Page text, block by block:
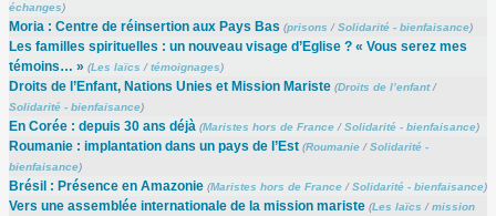
échanges)
Moria : Centre de réinsertion aux Pays Bas (prisons /Solidarité - bienfaisance)
Les familles spirituelles : un nouveau visage d’Eglise ? « Vous serez mes
témoins… » (Les laïcs /témoignages)
Droits de l’Enfant, Nations Unies et Mission Mariste (Droits de l’enfant/
Solidarité - bienfaisance)
En Corée : depuis 30 ans déjà (Maristes hors de France/Solidarité - bienfaisance)
Roumanie : implantation dans un pays de l’Est (Roumanie/Solidarité -
bienfaisance)
Brésil : Présence en Amazonie (Maristes hors de France/Solidarité - bienfaisance)
Vers une assemblée internationale de la mission mariste (Les laïcs /mission